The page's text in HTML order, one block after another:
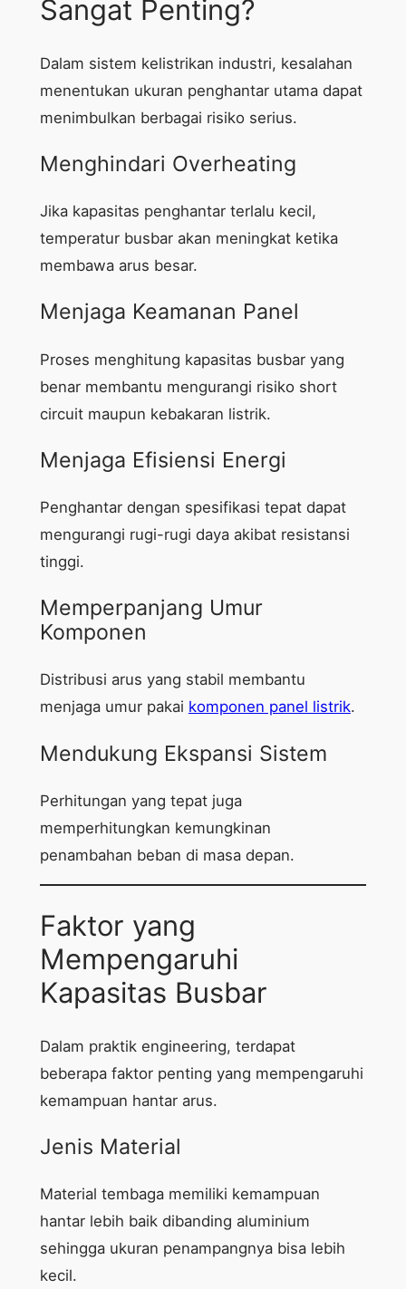
Sangat Penting?
Dalam sistem kelistrikan industri, kesalahan
menentukan ukuran penghantar utama dapat
menimbulkan berbagai risiko serius.
Menghindari Overheating
Jika kapasitas penghantar terlalu kecil,
temperatur busbar akan meningkat ketika
membawa arus besar.
Menjaga Keamanan Panel
Proses menghitung kapasitas busbar yang
benar membantu mengurangi risiko short
circuit maupun kebakaran listrik.
Menjaga Efisiensi Energi
Penghantar dengan spesifikasi tepat dapat
mengurangi rugi-rugi daya akibat resistansi
tinggi.
Memperpanjang Umur
Komponen
Distribusi arus yang stabil membantu
menjaga umur pakai komponen panel listrik.
Mendukung Ekspansi Sistem
Perhitungan yang tepat juga
memperhitungkan kemungkinan
penambahan beban di masa depan.
Faktor yang
Mempengaruhi
Kapasitas Busbar
Dalam praktik engineering, terdapat
beberapa faktor penting yang mempengaruhi
kemampuan hantar arus.
Jenis Material
Material tembaga memiliki kemampuan
hantar lebih baik dibanding aluminium
sehingga ukuran penampangnya bisa lebih
kecil.